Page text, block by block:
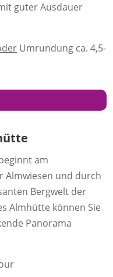
guter Ausdauer
Umrundung ca. 4,5-
am
Almwiesen und durch
Bergwelt der
Almhütte können Sie
Panorama